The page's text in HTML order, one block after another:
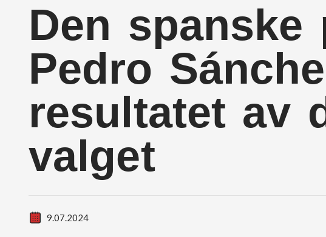
Den spanske
Pedro
resultatet av
valget
9.07.2024